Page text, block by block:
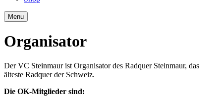
Menu
Organisator
Der VC Steinmaur ist Organisator des Radquer Steinmaur, das
älteste Radquer der Schweiz.
Die OK-Mitglieder sind: